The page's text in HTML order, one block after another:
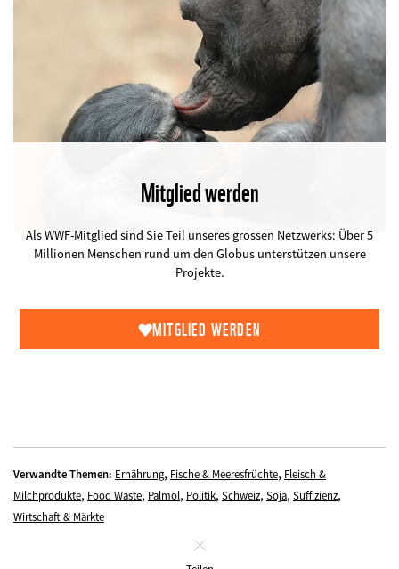
Mitglied werden
Als WWF-Mitglied sind Sie Teil unseres grossen Netzwerks: Über 5
Millionen Menschen rund um den Globus unterstützen unsere
Projekte.
MITGLIED WERDEN
Verwandte Themen: Ernährung, Fische & Meeresfrüchte, Fleisch &
Milchprodukte, Food Waste, Palmöl, Politik, Schweiz, Soja, Suffizienz,
Wirtschaft & Märkte
Schliessen